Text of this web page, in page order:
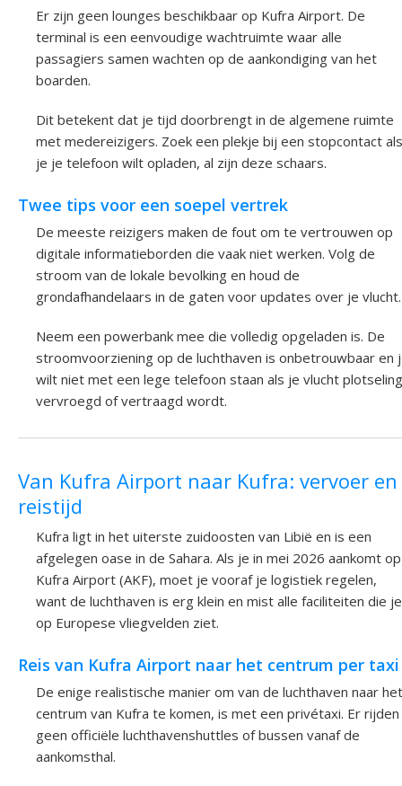
Er zijn geen lounges beschikbaar op Kufra Airport. De
terminal is een eenvoudige wachtruimte waar alle
passagiers samen wachten op de aankondiging van het
boarden.
Dit betekent dat je tijd doorbrengt in de algemene ruimte
met medereizigers. Zoek een plekje bij een stopcontact als
je je telefoon wilt opladen, al zijn deze schaars.
Twee tips voor een soepel vertrek
De meeste reizigers maken de fout om te vertrouwen op
digitale informatieborden die vaak niet werken. Volg de
stroom van de lokale bevolking en houd de
grondafhandelaars in de gaten voor updates over je vlucht.
Neem een powerbank mee die volledig opgeladen is. De
stroomvoorziening op de luchthaven is onbetrouwbaar en
wilt niet met een lege telefoon staan als je vlucht plotseling
vervroegd of vertraagd wordt.
Van Kufra Airport naar Kufra: vervoer en
reistijd
Kufra ligt in het uiterste zuidoosten van Libië en is een
afgelegen oase in de Sahara. Als je in mei 2026 aankomt op
Kufra Airport (AKF), moet je vooraf je logistiek regelen,
want de luchthaven is erg klein en mist alle faciliteiten die je
op Europese vliegvelden ziet.
Reis van Kufra Airport naar het centrum per taxi
De enige realistische manier om van de luchthaven naar het
centrum van Kufra te komen, is met een privétaxi. Er rijden
geen officiële luchthavenshuttles of bussen vanaf de
aankomsthal.